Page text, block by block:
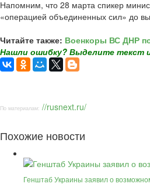
Напомним, что 28 марта спикер
«операцией объединенных сил» до
Читайте также: Военкоры ВС ДНР
Нашли ошибку? Выделите текст
По материалам: //rusnext.ru/
Похожие новости
Генштаб Украины заявил о